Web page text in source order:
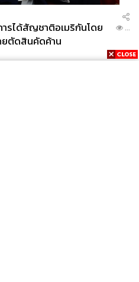
รได้สัญชาติอเมริกันโดย
ยตัดสินคัดค้าน
...